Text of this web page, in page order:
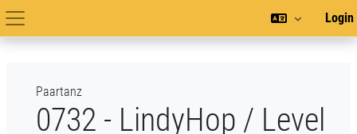
Zum Hauptinhalt
Hauptnavigation
Login
Paartanz
0732 - LindyHop / Level